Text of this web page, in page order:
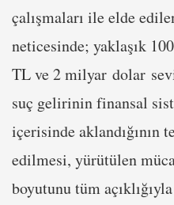
çalışmaları ile elde
neticesinde; yaklaşık
TL ve 2 milyar dolar
suç gelirinin finansal
içerisinde aklandığının
edilmesi, yürütülen
boyutunu tüm